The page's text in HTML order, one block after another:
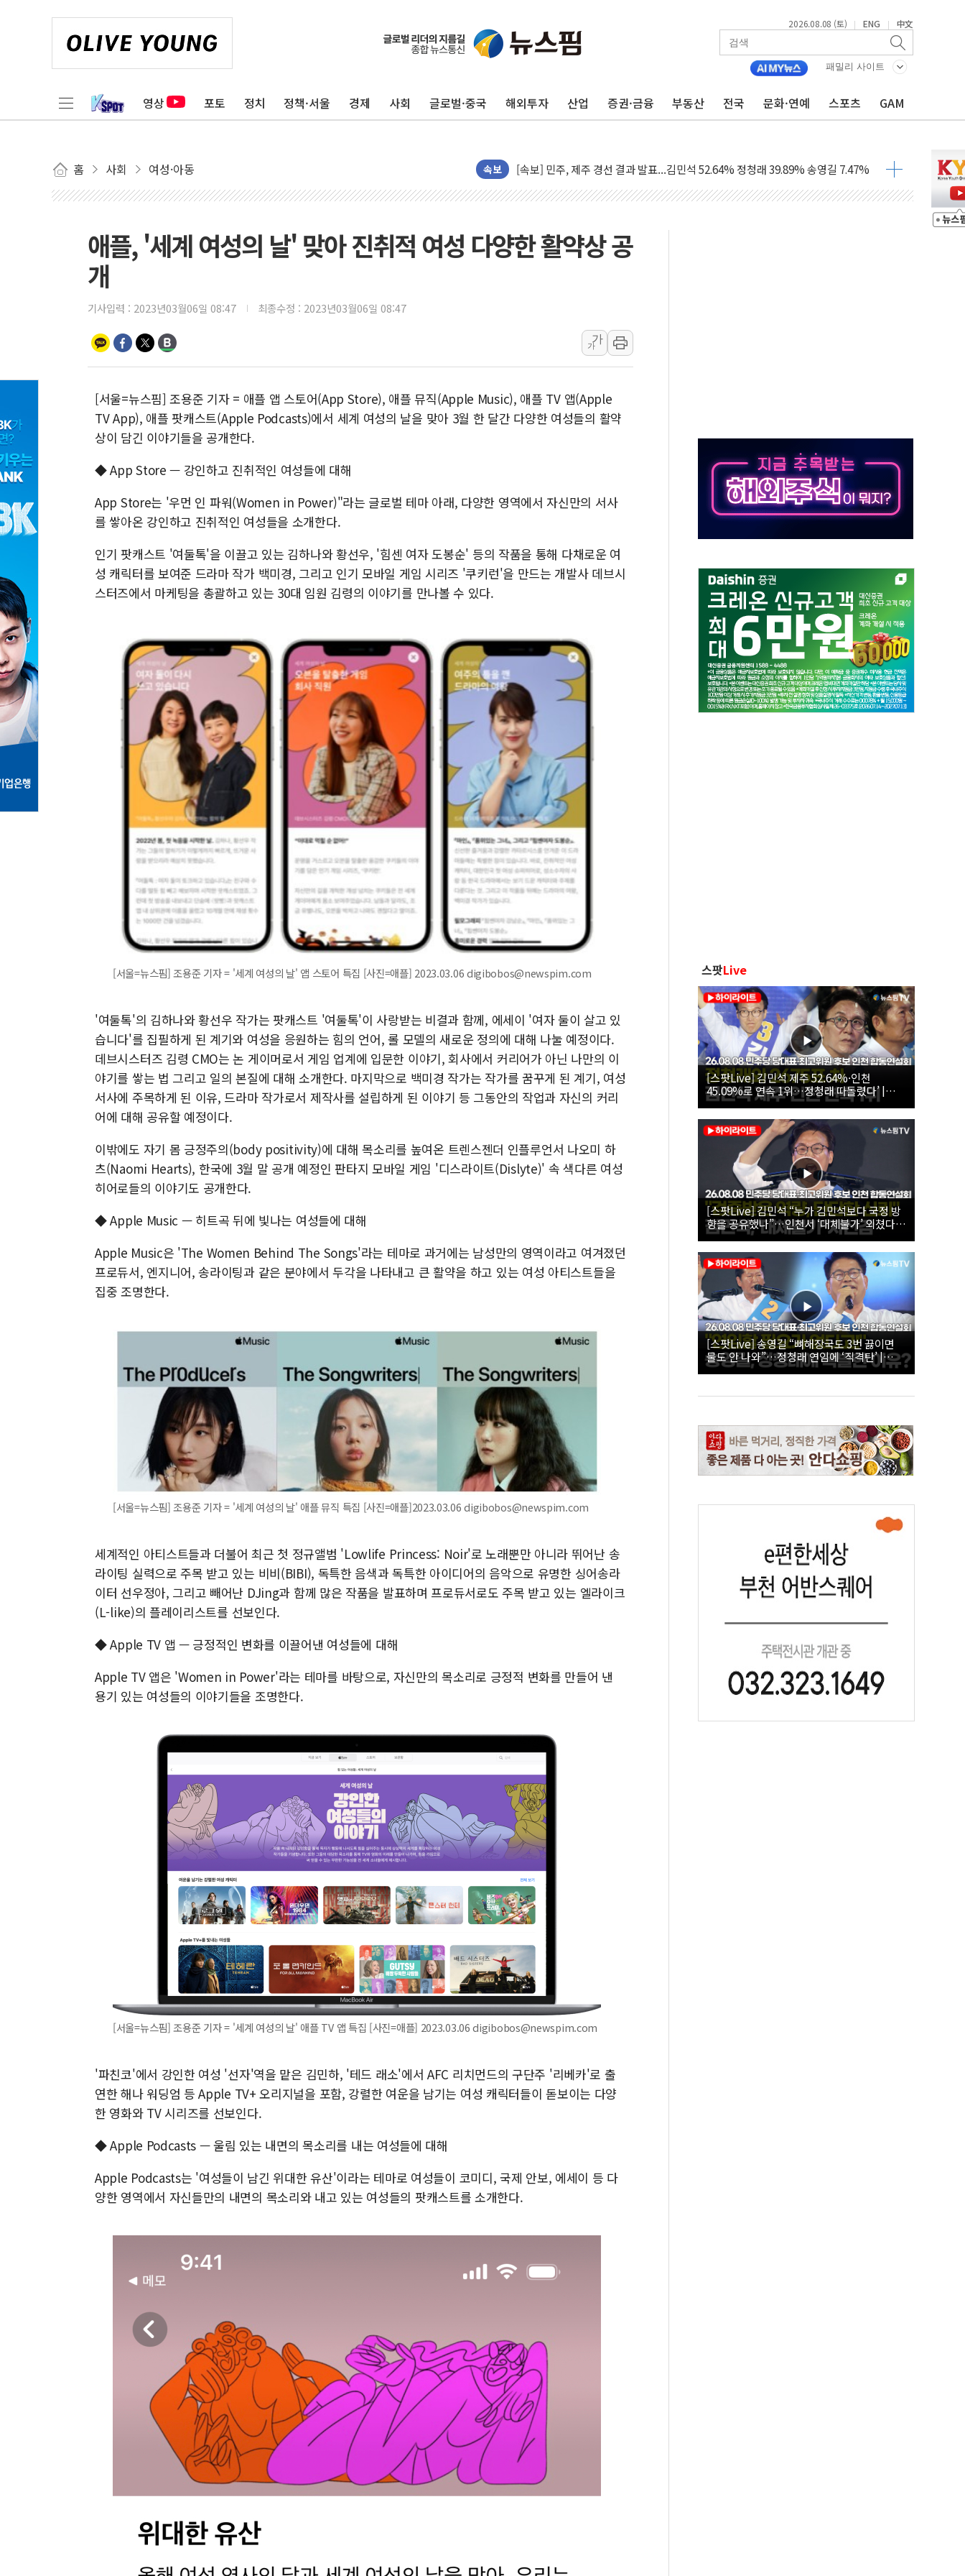
2026.08.08 (토) | ENG | 中文
패밀리 사이트
영상 포토 정치 정책·서울 경제 사회 글로벌·중국 해외투자 산업 증권·금융 부동산 전국 문화·연예 스포츠 GAM
홈 사회 여성·아동 속보
[속보] 민주, 제주·인천 경선 결과 발표...김민석 47.75% 정청래 42.08%
[속보] 민주, 인천 경선 결과 발표...김민석 45.09% 정청래 43.27% 송영길 11.63%
이번주 국내 주요 금융일정(8.10~8.14)
美, 이란전 출구전략 만지작…공습 한계·탄약 부족 현실화
폐기물 수거하다 참변…60대 환경미화원 수거차에 치여 사망
서울 중랑구 주택가서 흉기 난동…60대 남성 2명 숨져
인천 선재도 갯벌서 해루질 중 실종 60대 나흘만에 숨진 채 발견
인천서 말다툼 중 어머니 흉기 살해 10대 아들 체포
李대통령, ISA 개편 재검토 지시…與 "적극 환영"·野 "졸속 국정"
동해중부 전 해상 풍랑주의보…10일까지 최대 3.5m 높은 물결
中 전방위 아파트 부양, 수도 베이징도 부동산 규제 철폐
인제 용대리 계곡서 수위 상승으로 피서객 7명 고립…전원 구조
동해시, 11~14일 '별똥별 멍' 운영…페르세우스 유성우 관측
애플, '세계 여성의 날' 맞아 진취적 여성 다양한 활약상 공
개
기사입력 : 2023년03월06일 08:47 최종수정 : 2023년03월06일 08:47
가
가
[서울=뉴스핌] 조용준 기자 = 애플 앱 스토어(App Store), 애플 뮤직(Apple Music), 애플 TV 앱(Apple
TV App), 애플 팟캐스트(Apple Podcasts)에서 세계 여성의 날을 맞아 3월 한 달간 다양한 여성들의 활약
상이 담긴 이야기들을 공개한다.
◆ App Store — 강인하고 진취적인 여성들에 대해
App Store는 '우먼 인 파워(Women in Power)"라는 글로벌 테마 아래, 다양한 영역에서 자신만의 서사
를 쌓아온 강인하고 진취적인 여성들을 소개한다.
인기 팟캐스트 '여둘톡'을 이끌고 있는 김하나와 황선우, '힘센 여자 도봉순' 등의 작품을 통해 다채로운 여
성 캐릭터를 보여준 드라마 작가 백미경, 그리고 인기 모바일 게임 시리즈 '쿠키런'을 만드는 개발사 데브시
스터즈에서 마케팅을 총괄하고 있는 30대 임원 김령의 이야기를 만나볼 수 있다.
[서울=뉴스핌] 조용준 기자 = '세계 여성의 날' 앱 스토어 특집 [사진=애플] 2023.03.06 digibobos@newspim.com
'여둘톡'의 김하나와 황선우 작가는 팟캐스트 '여둘톡'이 사랑받는 비결과 함께, 에세이 '여자 둘이 살고 있
습니다'를 집필하게 된 계기와 여성을 응원하는 힘의 언어, 롤 모델의 새로운 정의에 대해 나눌 예정이다.
데브시스터즈 김령 CMO는 논 게이머로서 게임 업계에 입문한 이야기, 회사에서 커리어가 아닌 나만의 이
야기를 쌓는 법 그리고 일의 본질에 대해 소개한다. 마지막으로 백미경 작가는 작가를 꿈꾸게 된 계기, 여성
서사에 주목하게 된 이유, 드라마 작가로서 제작사를 설립하게 된 이야기 등 그동안의 작업과 자신의 커리
어에 대해 공유할 예정이다.
이밖에도 자기 몸 긍정주의(body positivity)에 대해 목소리를 높여온 트렌스젠더 인플루언서 나오미 하
츠(Naomi Hearts), 한국에 3월 말 공개 예정인 판타지 모바일 게임 '디스라이트(Dislyte)' 속 색다른 여성
히어로들의 이야기도 공개한다.
◆ Apple Music — 히트곡 뒤에 빛나는 여성들에 대해
Apple Music은 'The Women Behind The Songs'라는 테마로 과거에는 남성만의 영역이라고 여겨졌던
프로듀서, 엔지니어, 송라이팅과 같은 분야에서 두각을 나타내고 큰 활약을 하고 있는 여성 아티스트들을
집중 조명한다.
[서울=뉴스핌] 조용준 기자 = '세계 여성의 날' 애플 뮤직 특집 [사진=애플]2023.03.06 digibobos@newspim.com
세계적인 아티스트들과 더불어 최근 첫 정규앨범 'Lowlife Princess: Noir'로 노래뿐만 아니라 뛰어난 송
라이팅 실력으로 주목 받고 있는 비비(BIBI), 독특한 음색과 독특한 아이디어의 음악으로 유명한 싱어송라
이터 선우정아, 그리고 빼어난 DJing과 함께 많은 작품을 발표하며 프로듀서로도 주목 받고 있는 엘라이크
(L-like)의 플레이리스트를 선보인다.
◆ Apple TV 앱 — 긍정적인 변화를 이끌어낸 여성들에 대해
Apple TV 앱은 'Women in Power'라는 테마를 바탕으로, 자신만의 목소리로 긍정적 변화를 만들어 낸
용기 있는 여성들의 이야기들을 조명한다.
[서울=뉴스핌] 조용준 기자 = '세계 여성의 날' 애플 TV 앱 특집 [사진=애플] 2023.03.06 digibobos@newspim.com
'파친코'에서 강인한 여성 '선자'역을 맡은 김민하, '테드 래소'에서 AFC 리치먼드의 구단주 '리베카'로 출
연한 해나 워딩엄 등 Apple TV+ 오리지널을 포함, 강렬한 여운을 남기는 여성 캐릭터들이 돋보이는 다양
한 영화와 TV 시리즈를 선보인다.
◆ Apple Podcasts — 울림 있는 내면의 목소리를 내는 여성들에 대해
Apple Podcasts는 '여성들이 남긴 위대한 유산'이라는 테마로 여성들이 코미디, 국제 안보, 에세이 등 다
양한 영역에서 자신들만의 내면의 목소리와 내고 있는 여성들의 팟캐스트를 소개한다.
스팟Live
[스팟Live] 김민석 제주 52.64%·인천
45.09%로 연속 1위…정청래 따돌렸다’ |
26.08.08 더불어민주당 당대표·최고위원 후
보 인천 합동연설회
[스팟Live] 김민석 “누가 김민석보다 국정 방
향을 공유했나”…인천서 ‘대체불가’ 외쳤다 |
26.08.08 더불어민주당 당대표·최고위원 후
보 인천 합동연설회
[스팟Live] 송영길 “뼈해장국도 3번 끓이면
물도 안 나와”…정청래 연임에 ‘직격탄’ |
26.08.08 더불어민주당 당대표·최고위원 후